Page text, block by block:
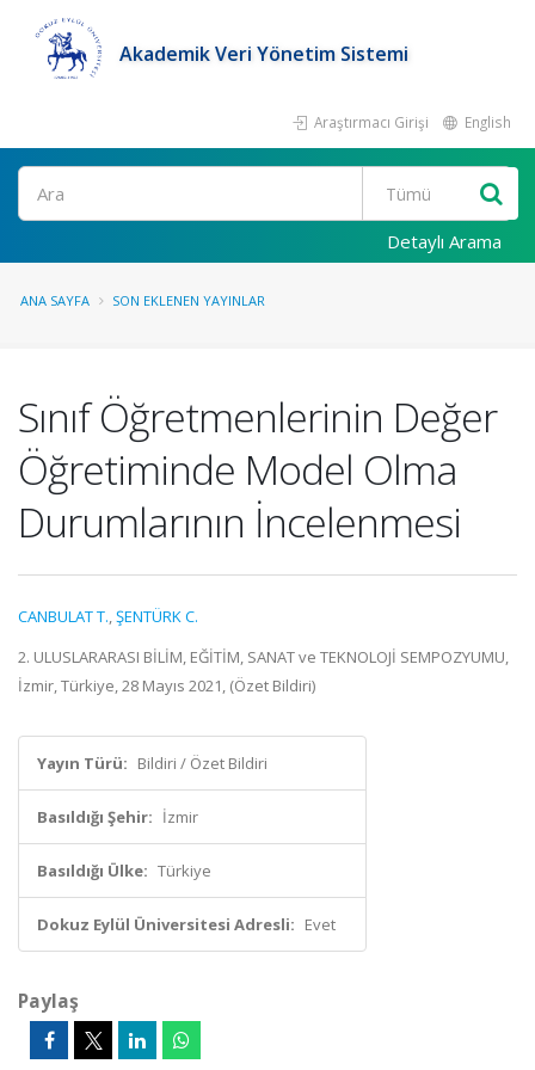
Akademik Veri Yönetim Sistemi
Araştırmacı Girişi English
Ara
Detaylı Arama
ANA SAYFA SON EKLENEN YAYINLAR
Sınıf Öğretmenlerinin Değer
Öğretiminde Model Olma
Durumlarının İncelenmesi
CANBULAT T.,ŞENTÜRK C.
2. ULUSLARARASI BİLİM, EĞİTİM, SANAT ve TEKNOLOJİ SEMPOZYUMU,
İzmir, Türkiye, 28 Mayıs 2021, (Özet Bildiri)
Yayın Türü: Bildiri / Özet Bildiri
Basıldığı Şehir: İzmir
Basıldığı Ülke: Türkiye
Dokuz Eylül Üniversitesi Adresli: Evet
Paylaş